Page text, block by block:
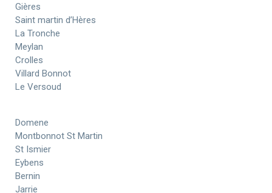
Gières
Saint martin d’Hères
La Tronche
Meylan
Crolles
Villard Bonnot
Le Versoud
Domene
Montbonnot St Martin
St Ismier
Eybens
Bernin
Jarrie